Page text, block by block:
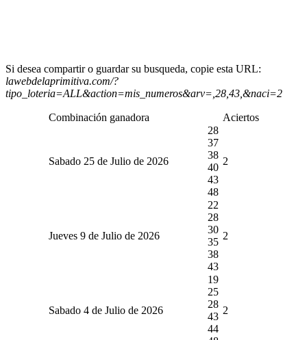
Si desea compartir o guardar su busqueda, copie esta URL:
lawebdelaprimitiva.com/?
tipo_loteria=ALL&action=mis_numeros&arv=,28,43,&naci=2
Combinación ganadora Aciertos
Sabado 25 de Julio de 2026
28
37
38
40
43
48
2
Jueves 9 de Julio de 2026
22
28
30
35
38
43
2
Sabado 4 de Julio de 2026
19
25
28
43
44
2